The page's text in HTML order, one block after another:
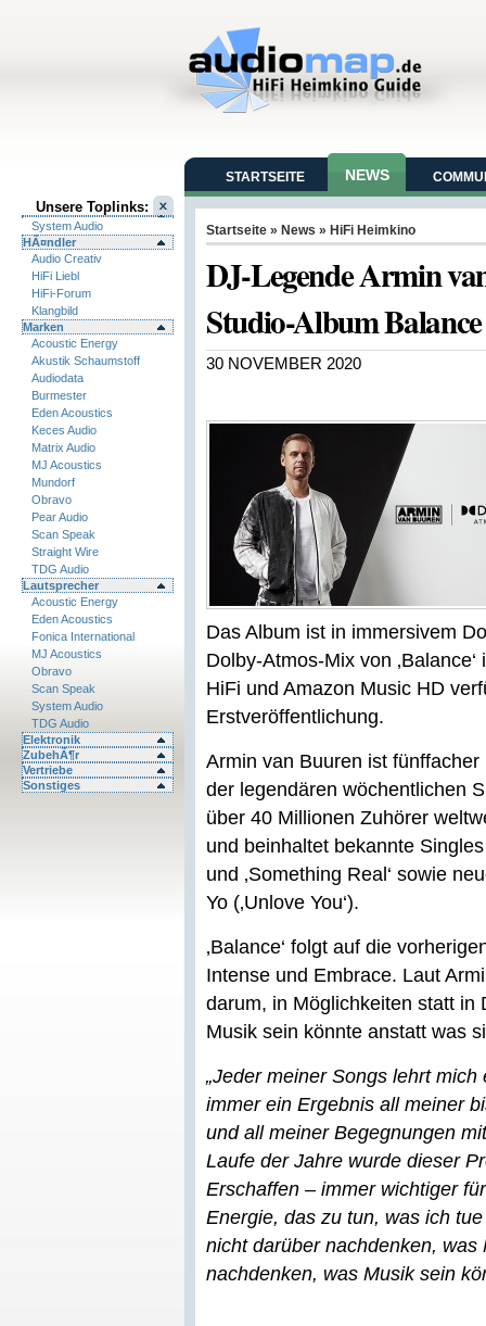
Unsere Toplinks:
System Audio
HÃ¤ndler
Audio Creativ
HiFi Liebl
HiFi-Forum
Klangbild
Marken
Acoustic Energy
Akustik Schaumstoff
Audiodata
Burmester
Eden Acoustics
Keces Audio
Matrix Audio
MJ Acoustics
Mundorf
Obravo
Pear Audio
Scan Speak
Straight Wire
TDG Audio
Lautsprecher
Acoustic Energy
Eden Acoustics
Fonica International
MJ Acoustics
Obravo
Scan Speak
System Audio
TDG Audio
Elektronik
ZubehÃ¶r
Vertriebe
Sonstiges
STARTSEITE NEWS
Startseite » News » HiFi Heimkino
DJ-Legende Armin
Studio-Album
30 NOVEMBER 2020
Das Album ist in immersivem
Dolby-Atmos-Mix von
HiFi und Amazon Music HD
Erstveröffentlichung.
Armin van Buuren ist
der legendären wöchentlichen
über 40 Millionen Zuhörer
und beinhaltet bekannte Singles
und ‚Something Real‘ sowie
Yo (‚Unlove You‘).
‚Balance‘ folgt auf die
Intense und Embrace. Laut
darum, in Möglichkeiten statt in
Musik sein könnte anstatt was
„Jeder meiner Songs lehrt
immer ein Ergebnis all meiner
und all meiner Begegnungen
Laufe der Jahre wurde dieser
Erschaffen – immer wichtiger
Energie, das zu tun, was ich
nicht darüber nachdenken,
nachdenken, was Musik sein